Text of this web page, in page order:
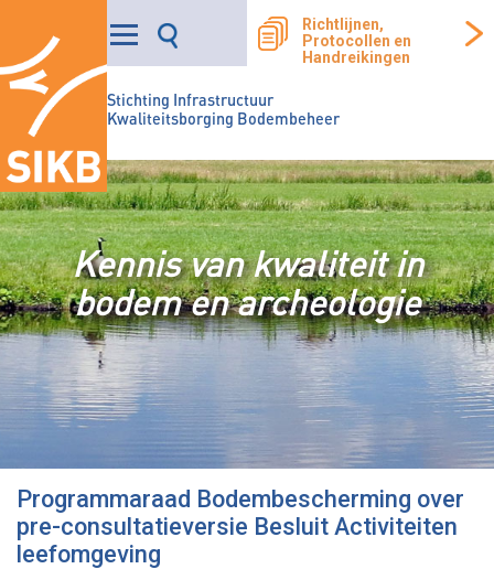
Stichting Infrastructuur
Kwaliteitsborging Bodembeheer
Richtlijnen,
Protocollen en
Handreikingen
Kennis van kwaliteit in
bodem en archeologie
Programmaraad Bodembescherming over
pre-consultatieversie Besluit Activiteiten
leefomgeving